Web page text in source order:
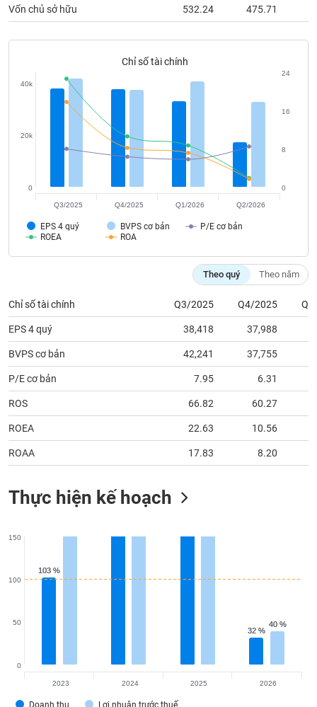
Vốn chủ sở hữu 532.24 475.71
Chỉ số tài chính
EPS 4 quý BVPS cơ bản
P/E cơ bản
ROEA
ROA
0
20k
40k
0
8
16
24
Q3/2025 Q4/2025 Q1/2026 Q2/2026
Theo quý Theo năm
Chỉ số tài chính Q3/2025 Q4/2025
EPS 4 quý 38,418 37,988
BVPS cơ bản 42,241 37,755
P/E cơ bản 7.95 6.31
ROS 66.82 60.27
ROEA 22.63 10.56
ROAA 17.83 8.20
Thực hiện kế hoạch
103 %
103 %
32 %
32 %
40 %
40 %
Doanh thu Lợi nhuận trước thuế
0
50
100
150
2023 2024 2025 2026
tài
chính
chính